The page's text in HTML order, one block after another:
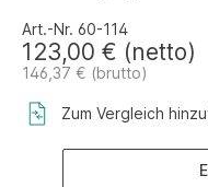
Art.-Nr. 60-114
123,00 € (netto)
146,37 € (brutto)
Zum Vergleich